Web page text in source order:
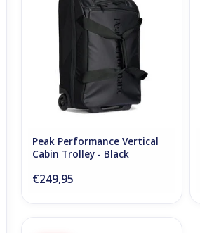
TOEVOEGEN AAN WINKELWAGEN
Peak Performance Vertical
Cabin Trolley - Black
€249,95